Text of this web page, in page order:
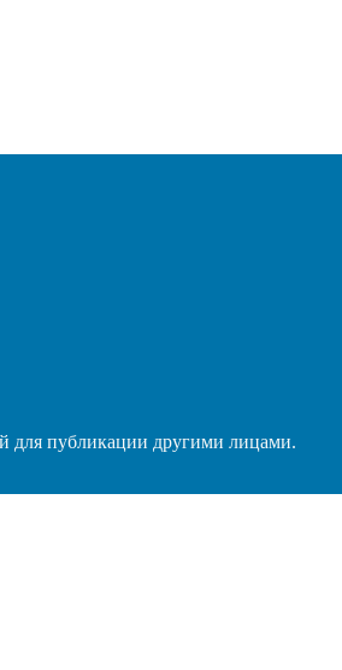
для публикации другими лицами.